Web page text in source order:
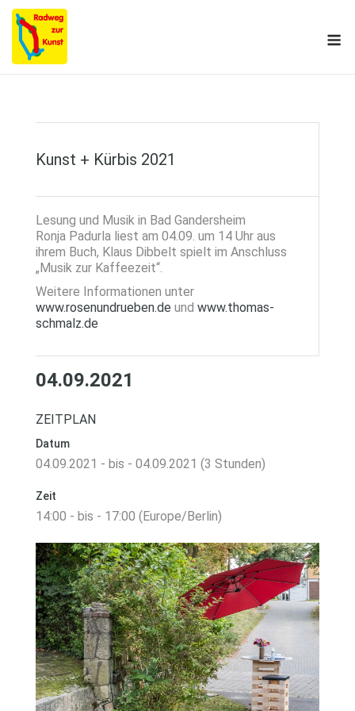
Skip
content
Kunst + Kürbis 2021
Lesung und Musik in Bad Gandersheim
Ronja Padurla liest am 04.09. um 14 Uhr aus
ihrem Buch, Klaus Dibbelt spielt im Anschluss
„Musik zur Kaffeezeit“.
Weitere Informationen unter
www.rosenundrueben.de und www.thomas-
schmalz.de
04.09.2021
ZEITPLAN
Datum
04.09.2021 - bis - 04.09.2021 (3 Stunden)
Zeit
14:00 - bis - 17:00 (Europe/Berlin)